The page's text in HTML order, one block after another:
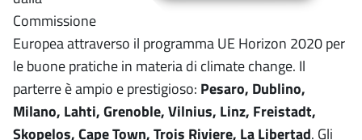
Commissione
Europea attraverso il programma UE Horizon 2020 per
le buone pratiche in materia di climate change. Il
parterre è ampio e prestigioso: Pesaro, Dublino,
Milano, Lahti, Grenoble, Vilnius, Linz, Freistadt,
Skopelos, Cape Town, Trois Riviere, La Libertad. Gli